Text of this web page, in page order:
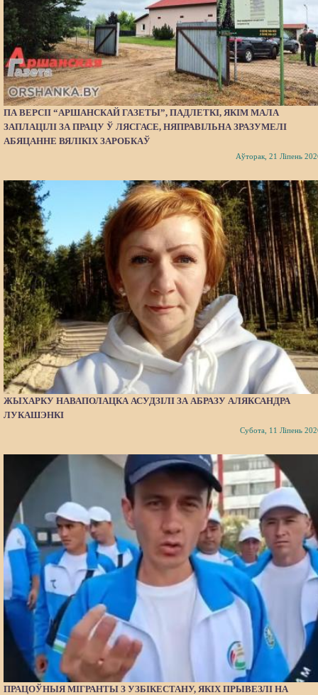
ПА ВЕРСІІ “АРШАНСКАЙ ГАЗЕТЫ”, ПАДЛЕТКІ, ЯКІМ МАЛА
ЗАПЛАЦІЛІ ЗА ПРАЦУ Ў ЛЯСГАСЕ, НЯПРАВІЛЬНА ЗРАЗУМЕЛІ
АБЯЦАННЕ ВЯЛІКІХ ЗАРОБКАЎ
Аўторак, 21 Ліпень
ЖЫХАРКУ НАВАПОЛАЦКА АСУДЗІЛІ ЗА АБРАЗУ АЛЯКСАНДРА
ЛУКАШЭНКІ
Субота, 11 Ліпень
ПРАЦОЎНЫЯ МІГРАНТЫ З УЗБІКЕСТАНУ, ЯКІХ ПРЫВЕЗЛІ НА